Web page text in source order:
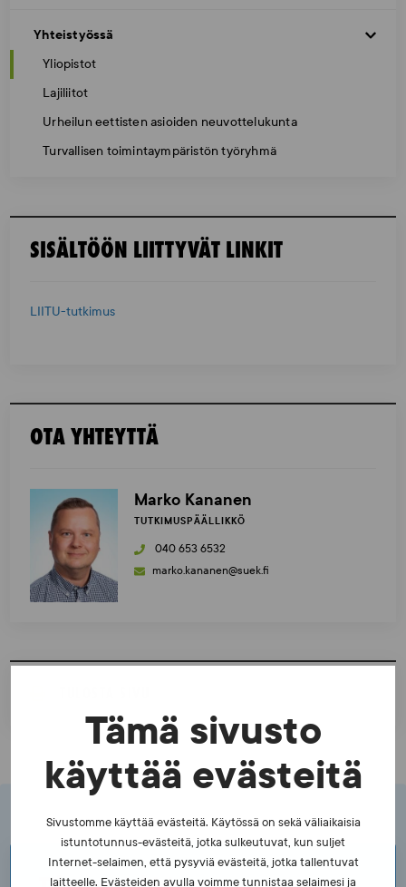
Tämä sivusto
käyttää evästeitä
Sivustomme käyttää evästeitä. Käytössä on sekä väliaikaisia
istuntotunnus-evästeitä, jotka sulkeutuvat, kun suljet
Internet-selaimen, että pysyviä evästeitä, jotka tallentuvat
laitteelle. Evästeiden avulla voimme tunnistaa selaimesi ja
Yhteistyössä
Yliopistot
Lajiliitot
Urheilun eettisten asioiden neuvottelukunta
Turvallisen toimintaympäristön työryhmä
SISÄLTÖÖN LIITTYVÄT LINKIT
LIITU-tutkimus
OTA YHTEYTTÄ
Marko Kananen
TUTKIMUSPÄÄLLIKKÖ
040 653 6532
marko.kananen@suek.fi